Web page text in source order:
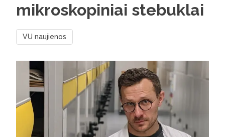
mikroskopiniai stebuklai
VU naujienos